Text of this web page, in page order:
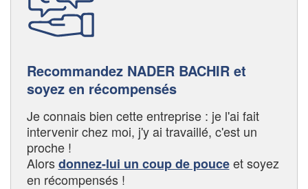
Recommandez NADER BACHIR et
soyez en récompensés
Je connais bien cette entreprise : je l'ai fait
intervenir chez moi, j'y ai travaillé, c'est un
proche !
Alorsdonnez-lui un coup de pouceet soyez
en récompensés !